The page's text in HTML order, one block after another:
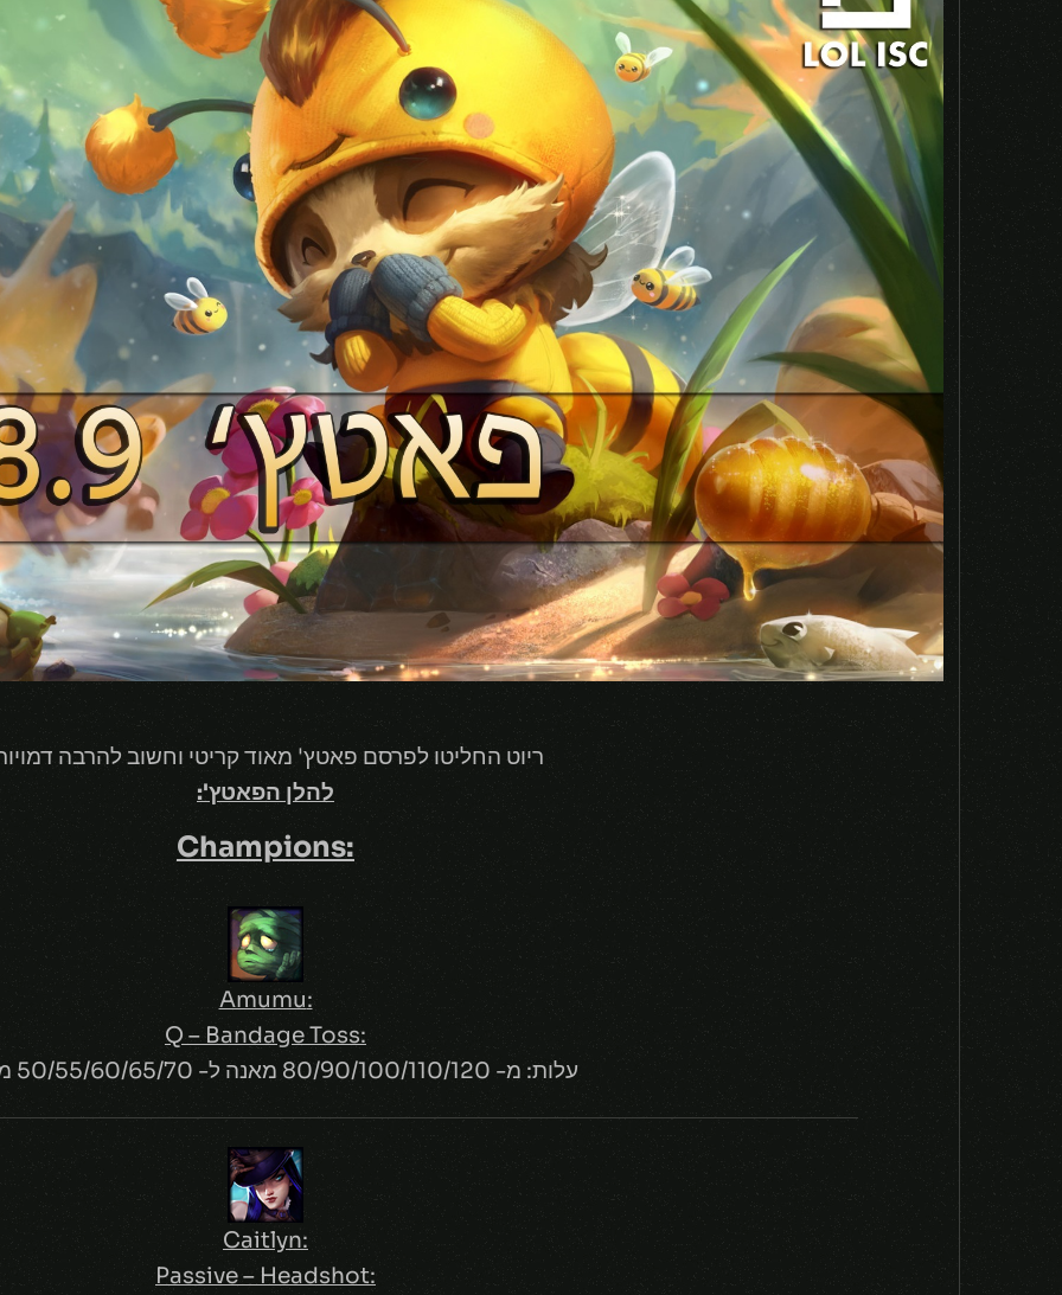
ריוט החליטו לפרסם פאטץ' מאוד קריטי וחשוב להרבה
להלן הפאטץ':
:Champions
:Amumu
:Q – Bandage Toss
עלות: מ- 80/90/100/110/120 מאנה ל- 50/55/60/65/70 מאנה.
:Caitlyn
:Passive – Headshot